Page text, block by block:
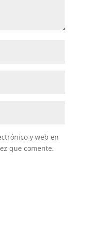
y web en
que comente.